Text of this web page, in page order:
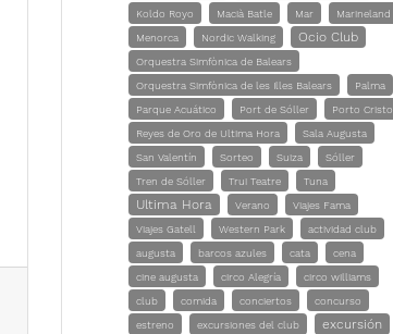
Koldo Royo
Macià Batle Mar
Marineland
Menorca
Nordic Walking Ocio Club
Orquestra Simfònica de Balears
Orquestra Simfònica de les Illes Balears
Palma
Parque Acuático
Port de Sóller
Porto Cristo
Reyes de Oro de Ultima Hora
Sala Augusta
San Valentín
Sorteo Suiza
Sóller
Tren de Sóller
Trui Teatre Tuna
Ultima Hora Verano
Viajes Fama
Viajes Gatell
Western Park
actividad club
augusta
barcos azules cata
cena
cine augusta
circo Alegría
circo williams
club
comida conciertos
concurso
estreno
excursiones del club excursión